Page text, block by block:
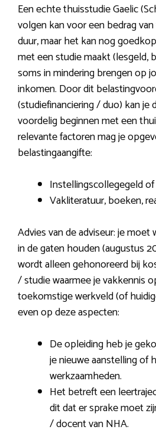
Een echte thuisstudie Gaelic
volgen kan voor een bedrag
duur, maar het kan nog
met een studie maakt (lesgeld,
soms in mindering brengen op
inkomen. Door dit
(studiefinanciering / duo) kan je
voordelig beginnen met een
relevante factoren mag je
belastingaangifte:
Instellingscollegegeld
Vakliteratuur, boeken,
Advies van de adviseur: je
in de gaten houden (augustus
wordt alleen gehonoreerd bij
/ studie waarmee je vakkennis
toekomstige werkveld (of
even op deze aspecten:
De opleiding heb je
je nieuwe aanstelling of
werkzaamheden.
Het betreft een
dit dat er sprake moet
/ docent van NHA.